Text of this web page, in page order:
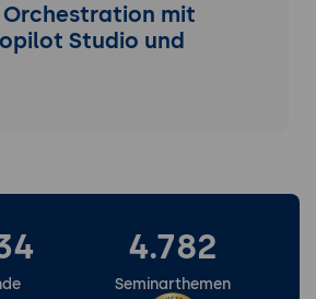
mit
Studio und
4.782
Seminarthemen